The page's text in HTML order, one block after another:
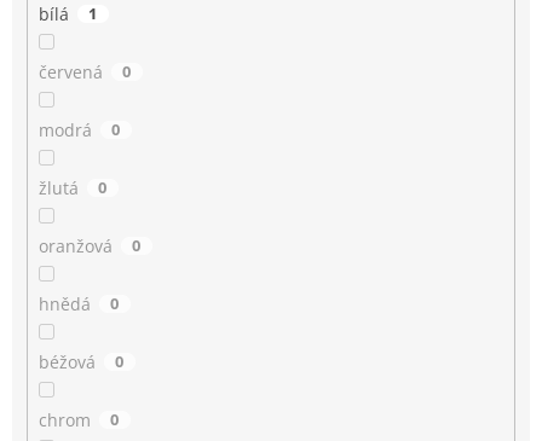
bílá 1
červená 0
modrá 0
žlutá 0
oranžová 0
hnědá 0
béžová 0
chrom 0